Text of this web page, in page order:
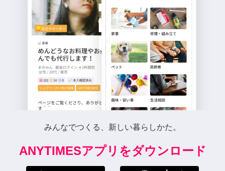
みんなでつくる、新しい暮らしかた。
ANYTIMESアプリをダウンロード